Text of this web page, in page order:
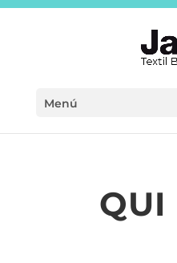
Menú
QUI